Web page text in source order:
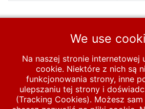
3 4
Start MECZE U-19 1947-
We use
Na naszej stronie internetowej
cookie. Niektóre z nich są
funkcjonowania strony, inne
ulepszaniu tej strony i
(Tracking Cookies). Możesz